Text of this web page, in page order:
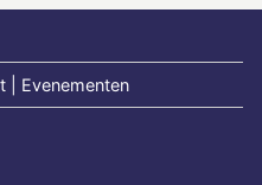
| Evenementen